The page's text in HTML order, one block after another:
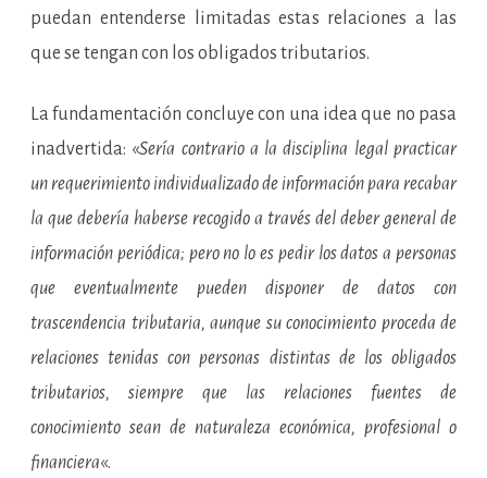
puedan entenderse limitadas estas relaciones a las
que se tengan con los obligados tributarios.
La fundamentación concluye con una idea que no pasa
inadvertida: «Sería contrario a la disciplina legal practicar
un requerimiento individualizado de información para recabar
la que debería haberse recogido a través del deber general de
información periódica; pero no lo es pedir los datos a personas
que eventualmente pueden disponer de datos con
trascendencia tributaria, aunque su conocimiento proceda de
relaciones tenidas con personas distintas de los obligados
tributarios, siempre que las relaciones fuentes de
conocimiento sean de naturaleza económica, profesional o
financiera«.